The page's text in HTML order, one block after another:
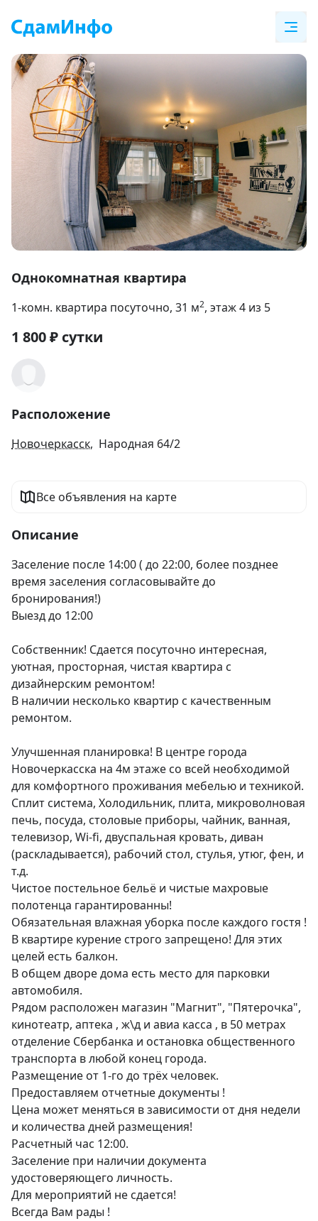
1
8
Однокомнатная квартира
1-комн. квартира посуточно, 31 м2, этаж 4 из 5
1 800₽ сутки
Расположение
Новочеркасск, Народная 64/2
Все объявления на карте
Описание
Заселение после 14:00 ( до 22:00, более позднее
время заселения согласовывайте до
бронирования!)
Выезд до 12:00
Собственник! Сдается посуточно интересная,
уютная, просторная, чистая квартира с
дизайнерским ремонтом!
В наличии несколько квартир с качественным
ремонтом.
Улучшенная планировка! В центре города
Новочеркасска на 4м этаже со всей необходимой
для комфортного проживания мебелью и техникой.
Сплит система, Холодильник, плита, микроволновая
печь, посуда, столовые приборы, чайник, ванная,
телевизор, Wi-fi, двуспальная кровать, диван
(раскладывается), рабочий стол, стулья, утюг, фен, и
т.д.
Чистое постельное бельё и чистые махровые
полотенца гарантированны!
Обязательная влажная уборка после каждого гостя !
В квартире курение строго запрещено! Для этих
целей есть балкон.
В общем дворе дома есть место для парковки
автомобиля.
Рядом расположен магазин "Магнит", "Пятерочка",
кинотеатр, аптека , ж\д и авиа касса , в 50 метрах
отделение Сбербанка и остановка общественного
транспорта в любой конец города.
Размещение от 1-го до трёх человек.
Предоставляем отчетные документы !
Цена может меняться в зависимости от дня недели
и количества дней размещения!
Расчетный час 12:00.
Заселение при наличии документа
удостоверяющего личность.
Для мероприятий не сдается!
Всегда Вам рады !